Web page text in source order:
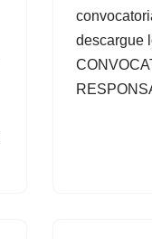
descargue